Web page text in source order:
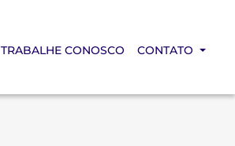
TRABALHE CONOSCO CONTATO